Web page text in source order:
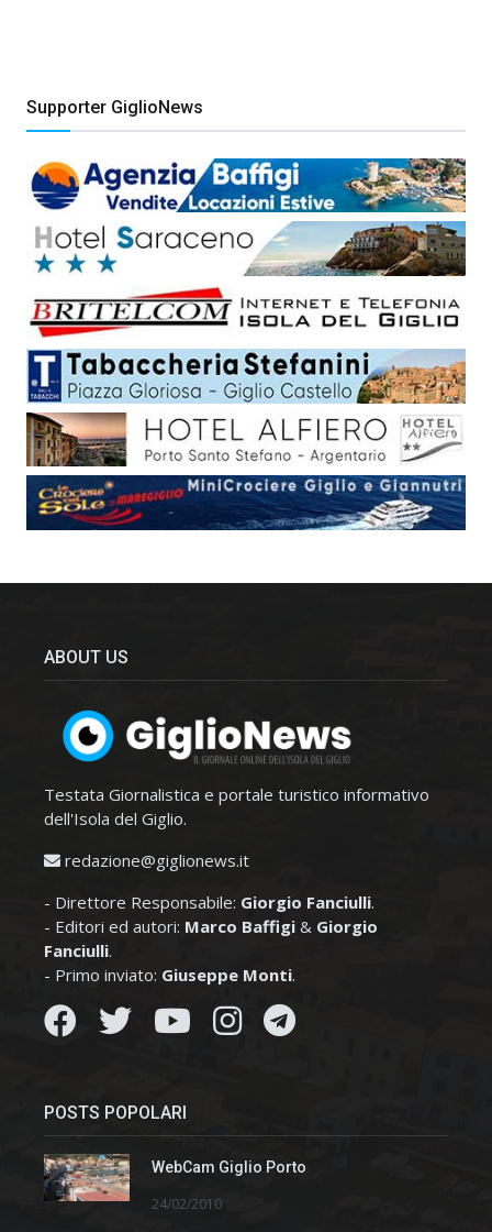
Supporter GiglioNews
ABOUT US
Testata Giornalistica e portale turistico informativo
dell'Isola del Giglio.
redazione@giglionews.it
- Direttore Responsabile: Giorgio Fanciulli.
- Editori ed autori: Marco Baffigi & Giorgio
Fanciulli.
- Primo inviato: Giuseppe Monti.
POSTS POPOLARI
WebCam Giglio Porto
24/02/2010